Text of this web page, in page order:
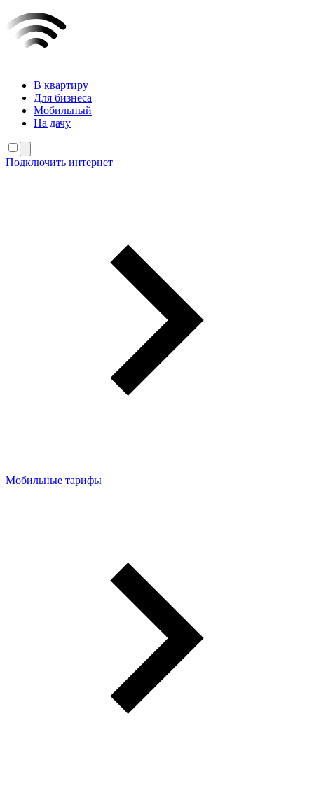
В квартиру
Для бизнеса
Мобильный
На дачу
Подключить интернет
Мобильные тарифы